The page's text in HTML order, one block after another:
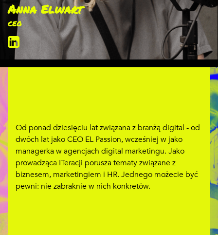
Anna Elwart
CEO
Od ponad dziesięciu lat związana z branżą digital - od
dwóch lat jako CEO EL Passion, wcześniej w jako
managerka w agencjach digital marketingu. Jako
prowadząca ITeracji porusza tematy związane z
biznesem, marketingiem i HR. Jednego możecie być
pewni: nie zabraknie w nich konkretów.